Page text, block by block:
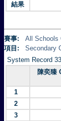
結果
賽事:
All Schools
項目:
Secondary
System Record
陳奕臻
1
2
3